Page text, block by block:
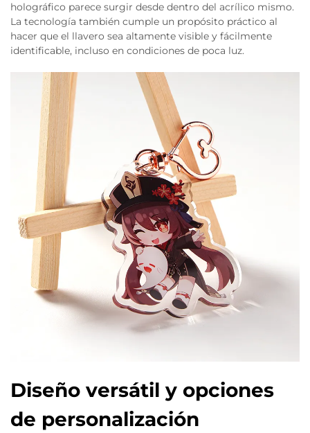
holográfico parece surgir desde dentro del acrílico mismo.
La tecnología también cumple un propósito práctico al
hacer que el llavero sea altamente visible y fácilmente
identificable, incluso en condiciones de poca luz.
Diseño versátil y opciones
de personalización